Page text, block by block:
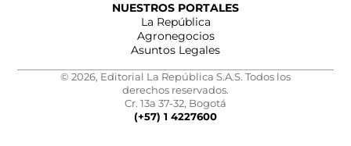
NUESTROS PORTALES
La República
Agronegocios
Asuntos Legales
© 2026, Editorial La República S.A.S. Todos los
derechos reservados.
Cr. 13a 37-32, Bogotá
(+57) 1 4227600